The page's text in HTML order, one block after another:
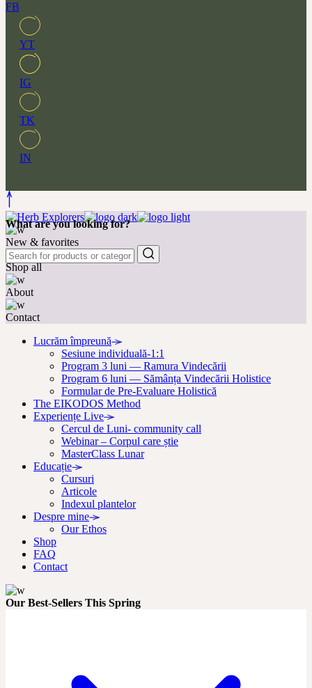
FB
YT
IG
TK
IN
What are you looking for?
New & favorites
Shop all
About
Contact
Lucrăm împreună
Sesiune individuală-1:1
Program 3 luni — Ramura Vindecării
Program 6 luni — Sămânța Vindecării Holistice
Formular de Pre-Evaluare Holistică
The EIKODOS Method
Experiențe Live
Cercul de Luni- community call
Webinar – Corpul care știe
MasterClass Lunar
Educație
Cursuri
Articole
Indexul plantelor
Despre mine
Our Ethos
Shop
FAQ
Contact
Our Best-Sellers This Spring